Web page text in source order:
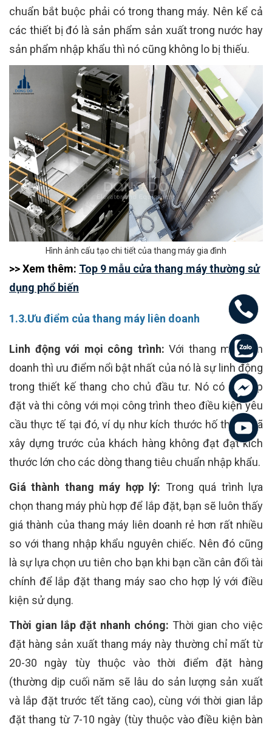
chuẩn bắt buộc phải có trong thang máy. Nên kể cả
các thiết bị đó là sản phẩm sản xuất trong nước hay
sản phẩm nhập khẩu thì nó cũng không lo bị thiếu.
Hình ảnh cấu tạo chi tiết của thang máy gia đình
>> Xem thêm: Top 9 mẫu cửa thang máy thường sử
dụng phổ biến
1.3.Ưu điểm của thang máy liên doanh
Linh động với mọi công trình:Với thang máy liên
doanh thì ưu điểm nổi bật nhất của nó là sự linh động
trong thiết kế thang cho chủ đầu tư. Nó có thể lắp
đặt và thi công với mọi công trình theo điều kiện yêu
cầu thực tế tại đó, ví dụ như kích thước hố thang đã
xây dựng trước của khách hàng không đạt đạt kích
thước lớn cho các dòng thang tiêu chuẩn nhập khẩu.
Giá thành thang máy hợp lý: Trong quá trình lựa
chọn thang máy phù hợp để lắp đặt, bạn sẽ luôn thấy
giá thành của thang máy liên doanh rẻ hơn rất nhiều
so với thang nhập khẩu nguyên chiếc. Nên đó cũng
là sự lựa chọn ưu tiên cho bạn khi bạn cần cân đối tài
chính để lắp đặt thang máy sao cho hợp lý với điều
kiện sử dụng.
Thời gian lắp đặt nhanh chóng: Thời gian cho việc
đặt hàng sản xuất thang máy này thường chỉ mất từ
20-30 ngày tùy thuộc vào thời điểm đặt hàng
(thường dịp cuối năm sẽ lâu do sản lượng sản xuất
và lắp đặt trước tết tăng cao), cùng với thời gian lắp
đặt thang từ 7-10 ngày (tùy thuộc vào điều kiện bàn